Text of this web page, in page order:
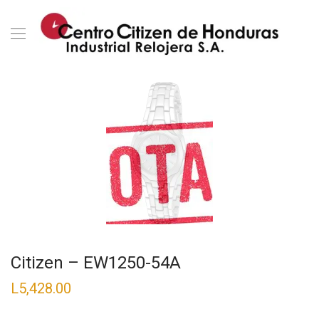
Citizen – EW1250-54A
L5,428.00